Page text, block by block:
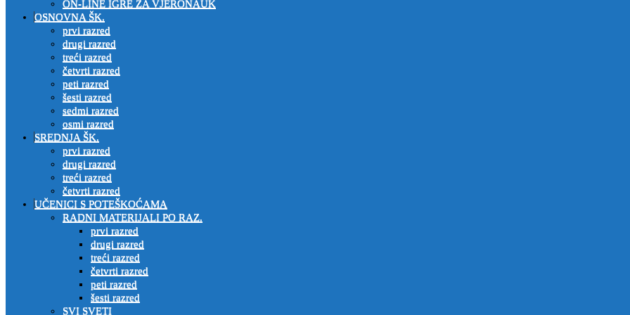
ON-LINE IGRE ZA VJERONAUK
OSNOVNA ŠK.
prvi razred
drugi razred
treći razred
četvrti razred
peti razred
šesti razred
sedmi razred
osmi razred
SREDNJA ŠK.
prvi razred
drugi razred
treći razred
četvrti razred
UČENICI S POTEŠKOĆAMA
RADNI MATERIJALI PO RAZ.
prvi razred
drugi razred
treći razred
četvrti razred
peti razred
šesti razred
SVI SVETI